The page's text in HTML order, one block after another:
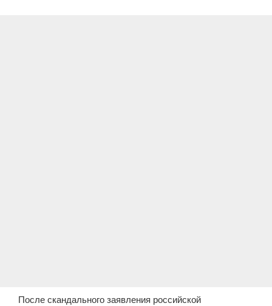
После скандального заявления российской